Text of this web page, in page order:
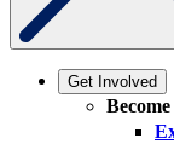
Get Involved